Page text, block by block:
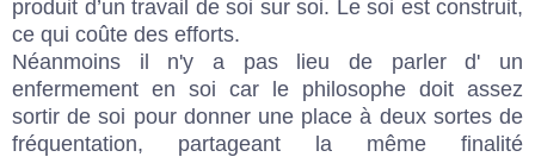
produit d’un travail de soi sur soi. Le soi est construit,
ce qui coûte des efforts.
Néanmoins il n'y a pas lieu de parler d' un
enfermement en soi car le philosophe doit assez
sortir de soi pour donner une place à deux sortes de
fréquentation, partageant la même finalité